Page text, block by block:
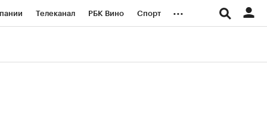
Телеканал РБК Вино Спорт ...